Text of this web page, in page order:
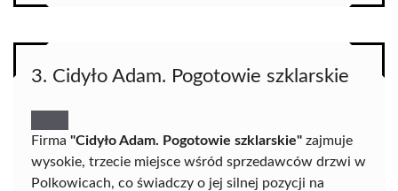
3. Cidyło Adam. Pogotowie szklarskie
Firma "Cidyło Adam. Pogotowie szklarskie" zajmuje
wysokie, trzecie miejsce wśród sprzedawców drzwi w
Polkowicach, co świadczy o jej silnej pozycji na